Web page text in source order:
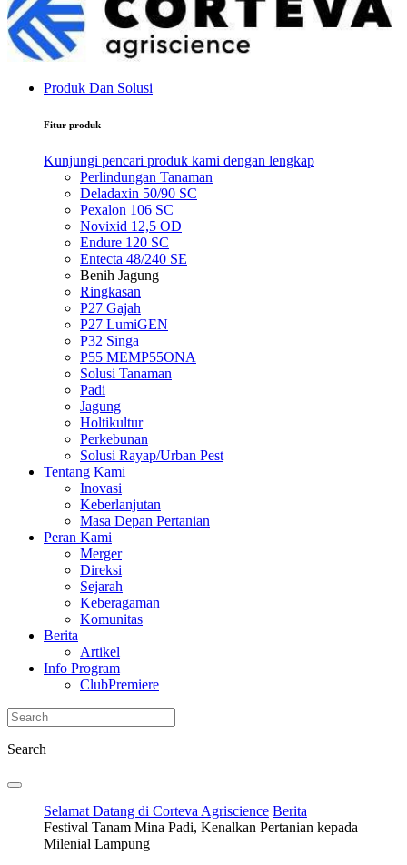
Produk Dan Solusi
Fitur produk
Kunjungi pencari produk kami dengan lengkap
Perlindungan Tanaman
Deladaxin 50/90 SC
Pexalon 106 SC
Novixid 12,5 OD
Endure 120 SC
Entecta 48/240 SE
Benih Jagung
Ringkasan
P27 Gajah
P27 LumiGEN
P32 Singa
P55 MEMP55ONA
Solusi Tanaman
Padi
Jagung
Holtikultur
Perkebunan
Solusi Rayap/Urban Pest
Tentang Kami
Inovasi
Keberlanjutan
Masa Depan Pertanian
Peran Kami
Merger
Direksi
Sejarah
Keberagaman
Komunitas
Berita
Artikel
Info Program
ClubPremiere
Search
Selamat Datang di Corteva Agriscience Berita
Festival Tanam Mina Padi, Kenalkan Pertanian kepada
Milenial Lampung